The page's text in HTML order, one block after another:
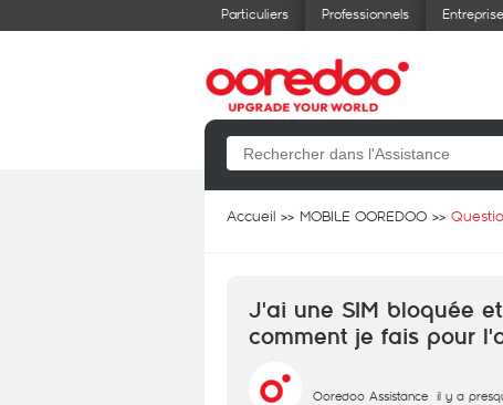
Particuliers Professionnels
Accueil MOBILE OOREDOO
J'ai une SIM bloquée
comment je fais pour
Ooredoo Assistance il y a